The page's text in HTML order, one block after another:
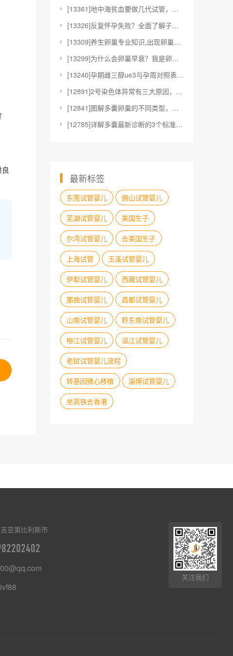
[13361]地中海贫血要做几代试管，医生：这2种情况
[13326]反复怀孕失败？全面了解子宫内膜容受性阵列
[13309]养生卵巢专业知识,出现卵巢早衰有什么信号
[13299]为什么会卵巢早衰？我是卵巢早衰吗？
[13240]孕期雌三醇ue3与孕周对照表一览，一看就
[12891]2号染色体异常有三大原因，可能是妈妈或爸
[12841]图解多囊卵巢的不同类型，是轻是重看完见分
[12785]详解多囊最新诊断的3个标准，抽血查六项激
最新标签
东莞试管婴儿 佛山试管婴儿
芜湖试管婴儿 美国生子
尔湾试管婴儿 去美国生子
上海试管 玉溪试管婴儿
伊犁试管婴儿 西藏试管婴儿
那曲试管婴儿 昌都试管婴儿
山南试管婴儿 黔东南试管婴儿
榕江试管婴儿 温江试管婴儿
老挝试管婴儿流程
转基因猪心移植 淄博试管婴儿
坐高铁去香港
亚第比利斯市
关注我们